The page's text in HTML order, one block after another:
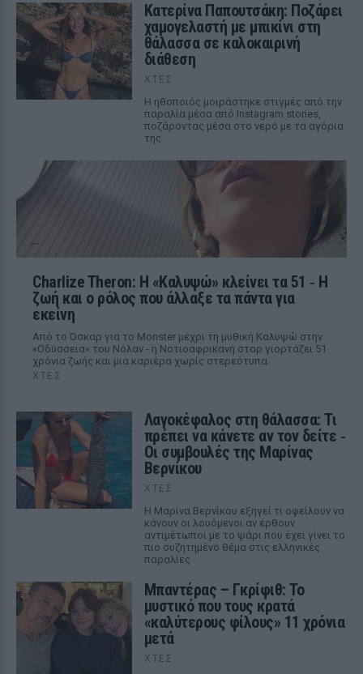
Κατερίνα Παπουτσάκη: Ποζάρει
χαμογελαστή με μπικίνι στη
θάλασσα σε καλοκαιρινή
διάθεση
ΧΤΕΣ
Η ηθοποιός μοιράστηκε στιγμές από την
παραλία μέσα από Instagram stories,
ποζάροντας μέσα στο νερό με τα αγόρια
της
Charlize Theron: Η «Καλυψώ» κλείνει τα 51 ‑ H
ζωή και ο ρόλος που άλλαξε τα πάντα για
εκείνη
Από το Όσκαρ για το Monster μέχρι τη μυθική Καλυψώ στην
«Οδύσσεια» του Νόλαν - η Νοτιοαφρικανή σταρ γιορτάζει 51
χρόνια ζωής και μια καριέρα χωρίς στερεότυπα.
ΧΤΕΣ
Λαγοκέφαλος στη θάλασσα: Τι
πρέπει να κάνετε αν τον δείτε ‑
Οι συμβουλές της Μαρίνας
Βερνίκου
ΧΤΕΣ
Η Μαρίνα Βερνίκου εξηγεί τι οφείλουν να
κάνουν οι λουόμενοι αν έρθουν
αντιμέτωποι με το ψάρι που έχει γίνει το
πιο συζητημένο θέμα στις ελληνικές
παραλίες
Μπαντέρας – Γκρίφιθ: Το
μυστικό που τους κρατά
«καλύτερους φίλους» 11 χρόνια
μετά
ΧΤΕΣ